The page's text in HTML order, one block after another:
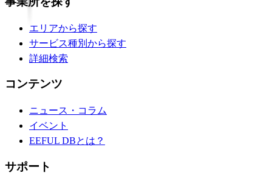
エリアから探す
サービス種別から探す
詳細検索
コンテンツ
ニュース・コラム
イベント
EEFUL DBとは？
サポート